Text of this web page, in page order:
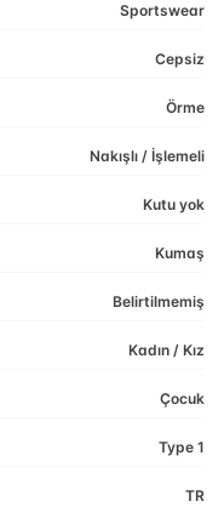
Sportswear
Cepsiz
Örme
Nakışlı / İşlemeli
Kutu yok
Kumaş
Belirtilmemiş
Kadın / Kız
Çocuk
Type 1
TR